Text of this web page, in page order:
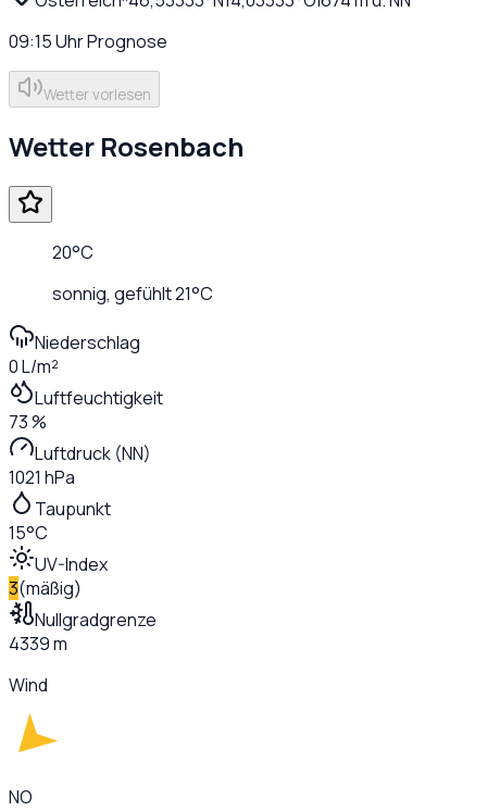
09:15UhrPrognose
Wetter vorlesen
Wetter Rosenbach
20°C
sonnig, gefühlt21°C
Niederschlag
0 L/m²
Luftfeuchtigkeit
73 %
Luftdruck (NN)
1021 hPa
Taupunkt
15°C
UV-Index
3(mäßig)
Nullgradgrenze
4339 m
Wind
NO